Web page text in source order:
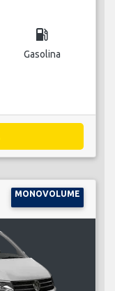
local_gas_station
Gasolina
MONOVOLUME